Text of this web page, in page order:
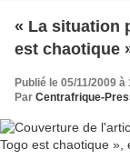
« La situation
est chaotique
Publié le 05/11/2009 à
Par Centrafrique-